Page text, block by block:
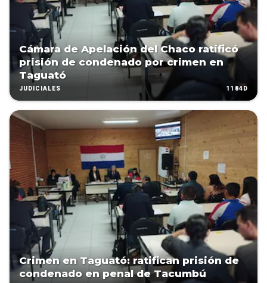
Cámara de Apelación del Chaco ratificó
prisión de condenado por crimen en
Taguató
JUDICIALES 1184D
Crimen en Taguató: ratifican prisión de
condenado en penal de Tacumbú